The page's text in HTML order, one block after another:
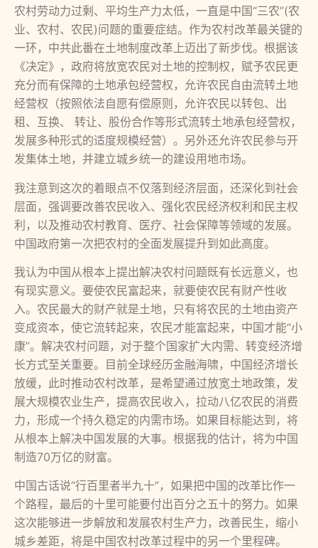
农村劳动力过剩、平均生产力太低，一直是中国“三农”(农
业、农村、农民)问题的重要症结。作为农村改革最关键的
一环，中共此番在土地制度改革上迈出了新步伐。根据该
《决定》，政府将放宽农民对土地的控制权，赋予农民更
充分而有保障的土地承包经营权，允许农民自由流转土地
经营权（按照依法自愿有偿原则，允许农民以转包、出
租、互换、 转让、股份合作等形式流转土地承包经营权，
发展多种形式的适度规模经营）。另外还允许农民参与开
发集体土地，并建立城乡统一的建设用地市场。
我注意到这次的着眼点不仅落到经济层面，还深化到社会
层面，强调要改善农民收入、强化农民经济权利和民主权
利，以及推动农村教育、医疗、社会保障等领域的发展。
中国政府第一次把农村的全面发展提升到如此高度。
我认为中国从根本上提出解决农村问题既有长远意义，也
有现实意义。要使农民富起来，就要使农民有财产性收
入。农民最大的财产就是土地，只有将农民的土地由资产
变成资本，使它流转起来，农民才能富起来，中国才能“小
康”。解决农村问题，对于整个国家扩大内需、转变经济增
长方式至关重要。目前全球经历金融海啸，中国经济增长
放缓，此时推动农村改革，是希望通过放宽土地政策，发
展大规模农业生产，提高农民收入，拉动八亿农民的消费
力，形成一个持久稳定的内需市场。如果目标能达到，将
从根本上解决中国发展的大事。根据我的估计，将为中国
制造70万亿的财富。
中国古话说“行百里者半九十”，如果把中国的改革比作一
个路程，最后的十里可能要付出百分之五十的努力。如果
这次能够进一步解放和发展农村生产力，改善民生，缩小
城乡差距，将是中国农村改革过程中的另一个里程碑。